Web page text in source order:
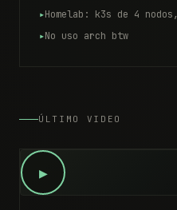
Homelab: k3s de 4
No uso arch btw
ÚLTIMO VIDEO
▶